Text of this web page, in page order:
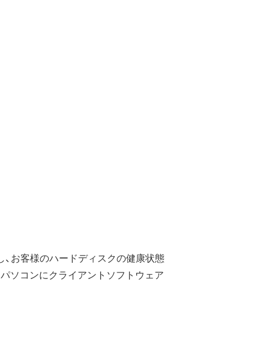
お客様のハードディスクの健康状態
ソコンにクライアントソフトウェア